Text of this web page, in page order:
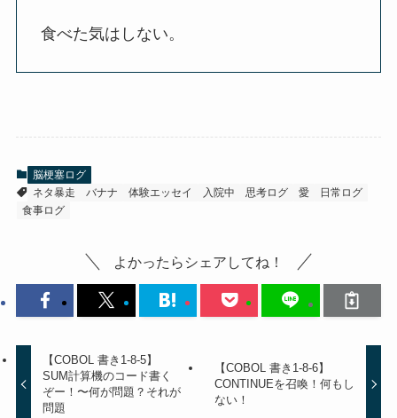
食べた気はしない。
脳梗塞ログ
ネタ暴走
バナナ 体験エッセイ 入院中 思考ログ 愛
日常ログ
食事ログ
よかったらシェアしてね！
【COBOL 書き1-8-5】
SUM計算機のコード書く
ぞー！〜何が問題？それが
問題
【COBOL 書き1-8-6】
CONTINUEを召喚！何もし
ない！